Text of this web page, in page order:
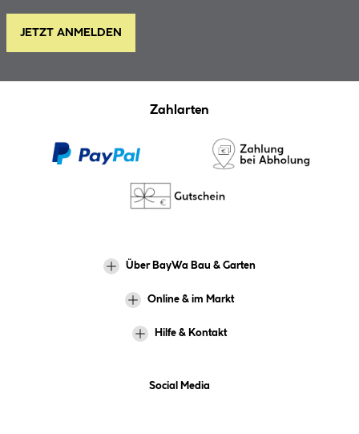
JETZT ANMELDEN
Zahlarten
Über BayWa Bau & Garten
Online & im Markt
Hilfe & Kontakt
Social Media